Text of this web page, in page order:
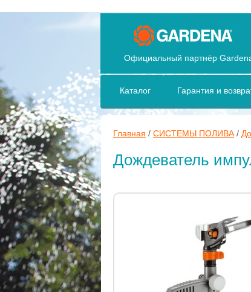
Официальный партнёр
Каталог Гарантия и
Главная / СИСТЕМЫ ПОЛИВА /
Дождеватель